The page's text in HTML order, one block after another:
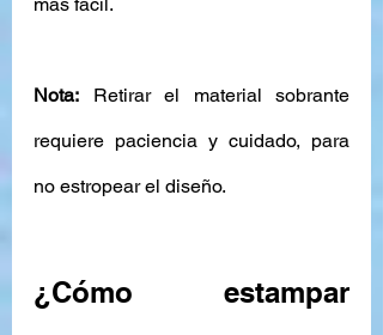
Nota: Retirar el material sobrante
requiere paciencia y cuidado, para
no estropear el diseño.
¿Cómo estampar